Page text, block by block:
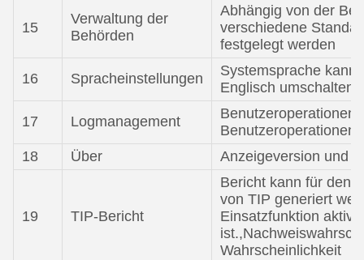
15
Verwaltung der
Behörden
Abhängig von der
verschiedene
festgelegt werden
16 Spracheinstellungen
Systemsprache kann
Englisch umschalten
17 Logmanagement
Benutzeroperationen
Benutzeroperationen
18
Über Anzeigeversion und
19 TIP-Bericht
Bericht kann für den
von TIP generiert
Einsatzfunktion
Wahrscheinlichkeit